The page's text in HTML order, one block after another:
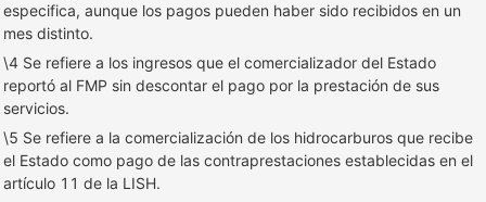
especifica, aunque los pagos pueden haber sido recibidos en un
mes distinto.
\4 Se refiere a los ingresos que el comercializador del Estado
reportó al FMP sin descontar el pago por la prestación de sus
servicios.
\5 Se refiere a la comercialización de los hidrocarburos que recibe
el Estado como pago de las contraprestaciones establecidas en el
artículo 11 de la LISH.